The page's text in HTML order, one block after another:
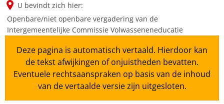
U bevindt zich hier:
Openbare/niet openbare vergadering van de
Intergemeentelijke Commissie Volwasseneneducatie
Deze pagina is automatisch vertaald. Hierdoor kan
de tekst afwijkingen of onjuistheden bevatten.
Eventuele rechtsaanspraken op basis van de inhoud
van de vertaalde versie zijn uitgesloten.